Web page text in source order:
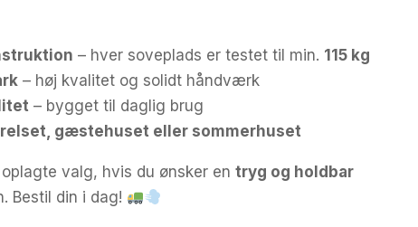
– hver soveplads er testet til min. 115 kg
– høj kvalitet og solidt håndværk
– bygget til daglig brug
gæstehuset eller sommerhuset
valg, hvis du ønsker en tryg og holdbar
Bestil din i dag!